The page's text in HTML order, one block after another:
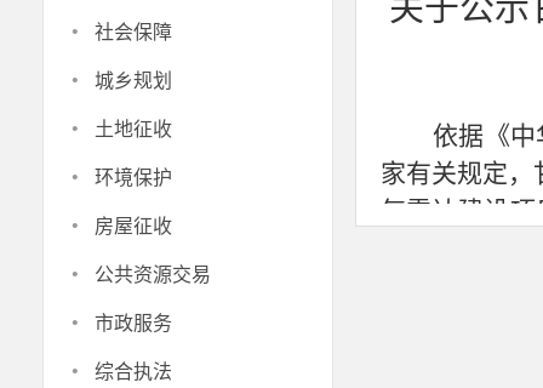
· 社会保障
· 城乡规划
· 土地征收
· 环境保护
· 房屋征收
· 公共资源交易
· 市政服务
· 综合执法
关于公示
依据《
家有关规定，
气雷达建设